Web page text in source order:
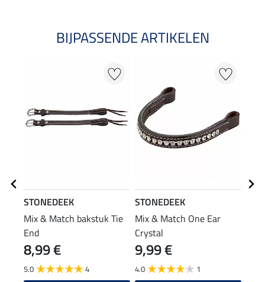
BIJPASSENDE ARTIKELEN
STONEDEEK
Mix & Match bakstuk Tie
End
8,99 €
5.0 4
STONEDEEK
Mix & Match One Ear
Crystal
9,99 €
4.0 1